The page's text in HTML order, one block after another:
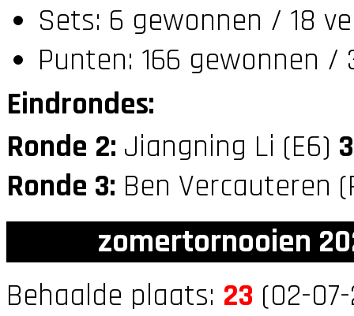
Sets: 6 gewonnen / 18
Punten: 166 gewonnen /
Eindrondes:
Ronde 2: Jiangning Li (E6) 3
Ronde 3: Ben Vercauteren
zomertornooien
Behaalde plaats: 23 (02-